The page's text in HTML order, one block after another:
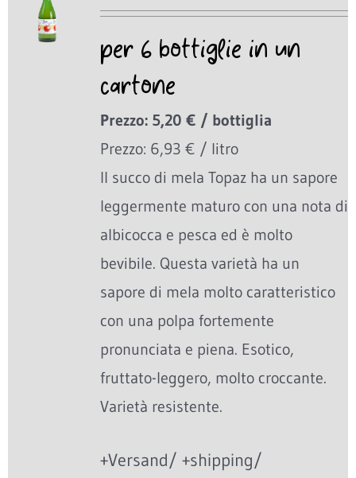
per 6 bottiglie in un
cartone
Prezzo: 5,20 € / bottiglia
Prezzo: 6,93 € / litro
Il succo di mela Topaz ha un sapore
leggermente maturo con una nota di
albicocca e pesca ed è molto
bevibile. Questa varietà ha un
sapore di mela molto caratteristico
con una polpa fortemente
pronunciata e piena. Esotico,
fruttato-leggero, molto croccante.
Varietà resistente.
+Versand/ +shipping/